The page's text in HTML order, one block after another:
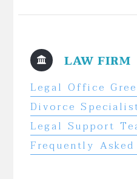
LAW FIRM
Legal Office
Divorce
Legal Support
Frequently